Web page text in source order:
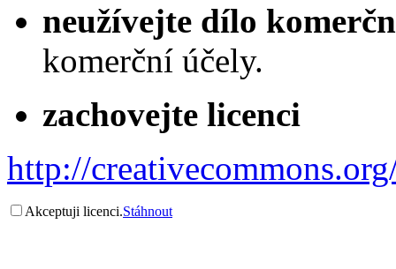
neužívejte dílo
komerční účely.
zachovejte licenci
http://
Akceptuji licenci.Stáhnout